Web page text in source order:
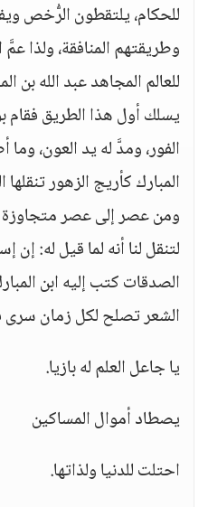
للحكام، يلتقطون الرُّخص
وطريقتهم المنافقة، ولذا
للعالم المجاهد عبد الله بن
يسلك أول هذا الطريق
الفور، ومدَّ له يد العون،
المبارك كأريج الزهور
ومن عصر إلى عصر متجاوزة
لتنقل لنا أنه لما قيل له:
الصدقات كتب إليه ابن
الشعر تصلح لكل زمان سرى
يا جاعل العلم له بازيا.
يصطاد أموال المساكين
احتلت للدنيا ولذاتها.